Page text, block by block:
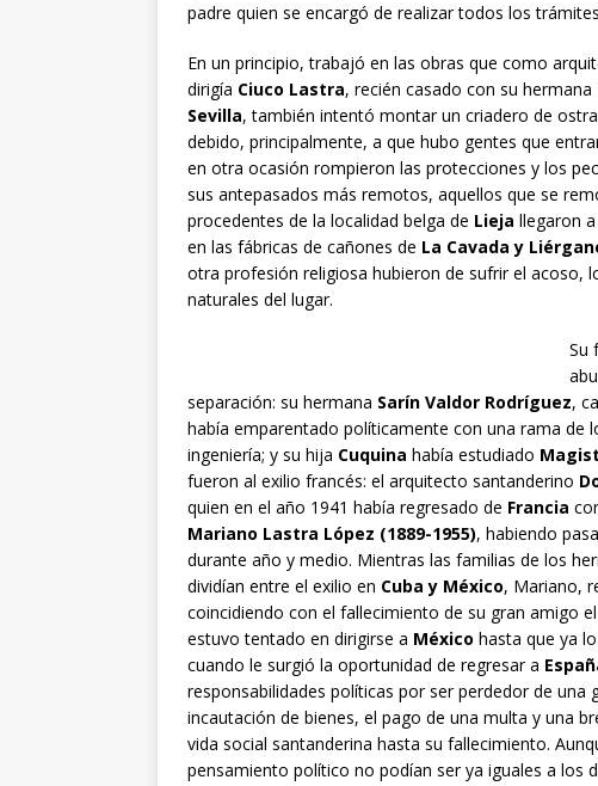
padre quien se encargó de realizar todos los
En un principio, trabajó en las obras que como
dirigía Ciuco Lastra, recién casado con su hermana
Sevilla, también intentó montar un criadero de
debido, principalmente, a que hubo gentes que
en otra ocasión rompieron las protecciones y los
sus antepasados más remotos, aquellos que se
procedentes de la localidad belga de Lieja llegaron a
en las fábricas de cañones de La Cavada y
otra profesión religiosa hubieron de sufrir el acoso,
naturales del lugar.
Su
separación: su hermana Sarín Valdor Rodríguez,
había emparentado políticamente con una rama de
ingeniería; y su hija Cuquina había estudiado
fueron al exilio francés: el arquitecto santanderino
quien en el año 1941 había regresado de Francia
Mariano Lastra López (1889-1955), habiendo
durante año y medio. Mientras las familias de los
dividían entre el exilio en Cuba y México, Mariano,
coincidiendo con el fallecimiento de su gran amigo
estuvo tentado en dirigirse a México hasta que ya
cuando le surgió la oportunidad de regresar a
responsabilidades políticas por ser perdedor de una
incautación de bienes, el pago de una multa y una
vida social santanderina hasta su fallecimiento.
pensamiento político no podían ser ya iguales a los